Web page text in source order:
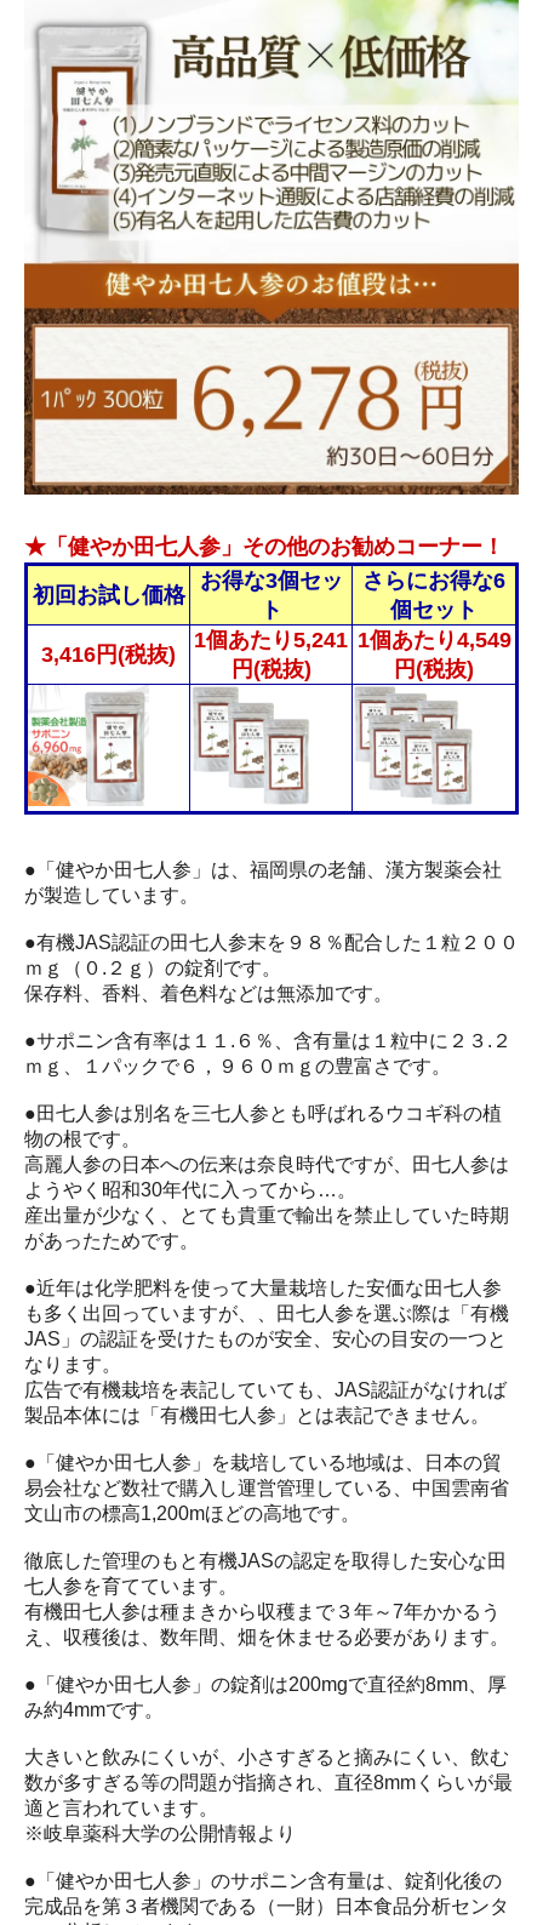
★「健やか田七人参」その他のお勧めコーナー！
初回お試し価格
お得な3個セッ
ト
さらにお得な6
個セット
3,416円(税抜)
1個あたり5,241
円(税抜)
1個あたり4,549
円(税抜)
●「健やか田七人参」は、福岡県の老舗、漢方製薬会社
が製造しています。
●有機JAS認証の田七人参末を９８％配合した１粒２００
ｍｇ（０.２ｇ）の錠剤です。
保存料、香料、着色料などは無添加です。
●サポニン含有率は１１.６％、含有量は１粒中に２３.２
ｍｇ、１パックで６，９６０ｍｇの豊富さです。
●田七人参は別名を三七人参とも呼ばれるウコギ科の植
物の根です。
高麗人参の日本への伝来は奈良時代ですが、田七人参は
ようやく昭和30年代に入ってから…。
産出量が少なく、とても貴重で輸出を禁止していた時期
があったためです。
●近年は化学肥料を使って大量栽培した安価な田七人参
も多く出回っていますが、、田七人参を選ぶ際は「有機
JAS」の認証を受けたものが安全、安心の目安の一つと
なります。
広告で有機栽培を表記していても、JAS認証がなければ
製品本体には「有機田七人参」とは表記できません。
●「健やか田七人参」を栽培している地域は、日本の貿
易会社など数社で購入し運営管理している、中国雲南省
文山市の標高1,200mほどの高地です。
徹底した管理のもと有機JASの認定を取得した安心な田
七人参を育てています。
有機田七人参は種まきから収穫まで３年～7年かかるう
え、収穫後は、数年間、畑を休ませる必要があります。
●「健やか田七人参」の錠剤は200mgで直径約8mm、厚
み約4mmです。
大きいと飲みにくいが、小さすぎると摘みにくい、飲む
数が多すぎる等の問題が指摘され、直径8mmくらいが最
適と言われています。
※岐阜薬科大学の公開情報より
●「健やか田七人参」のサポニン含有量は、錠剤化後の
完成品を第３者機関である（一財）日本食品分析センタ